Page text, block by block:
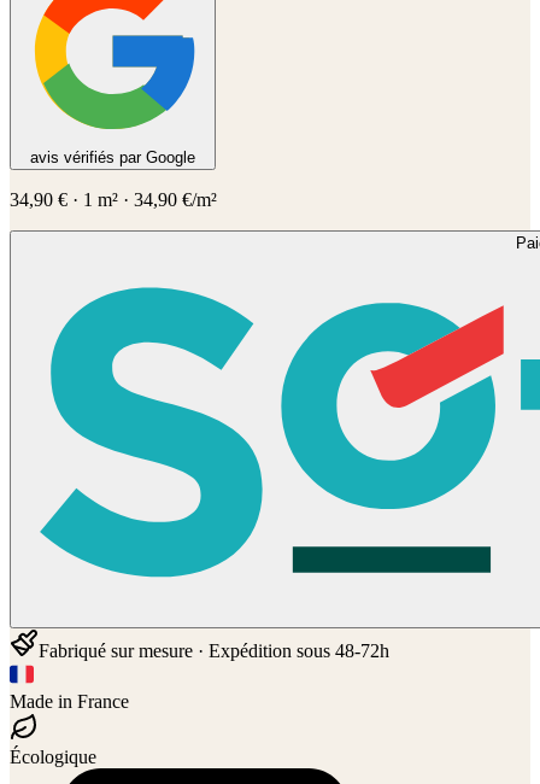
avis vérifiés par Google
34,90 € · 1 m² · 34,90 €/m²
Fabriqué sur mesure · Expédition sous 48-72h
Made in France
Écologique